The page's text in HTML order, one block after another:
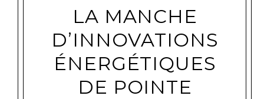
LA MANCHE
D’INNOVATIONS
ÉNERGÉTIQUES
DE POINTE